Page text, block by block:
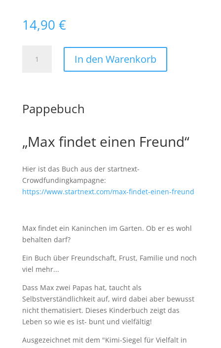
14,90 €
In den Warenkorb
Pappebuch
„Max findet einen Freund“
Hier ist das Buch aus der startnext-
Crowdfundingkampagne:
https://www.startnext.com/max-findet-einen-freund
Max findet ein Kaninchen im Garten. Ob er es wohl
behalten darf?
Ein Buch über Freundschaft, Frust, Familie und noch
viel mehr...
Dass Max zwei Papas hat, taucht als
Selbstverständlichkeit auf, wird dabei aber bewusst
nicht thematisiert. Dieses Kinderbuch zeigt das
Leben so wie es ist- bunt und vielfältig!
Ausgezeichnet mit dem "Kimi-Siegel für Vielfalt in